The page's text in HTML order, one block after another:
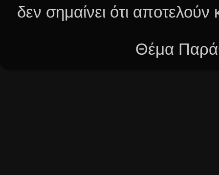
δεν σημαίνει ότι
Θέμα